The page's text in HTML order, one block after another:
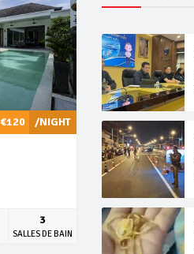
/NIGHT
€120
3
SALLES DE BAIN